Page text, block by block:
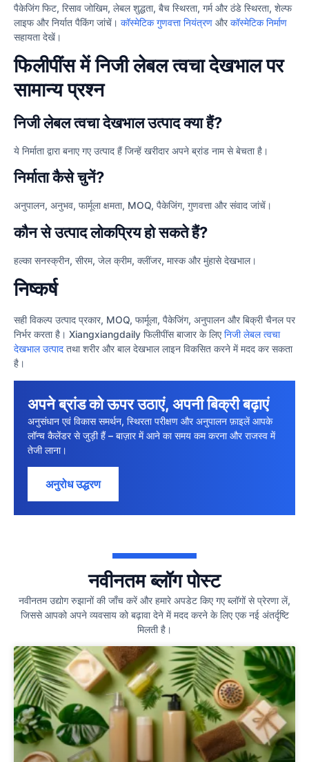
पैकेजिंग फिट, रिसाव जोखिम, लेबल शुद्धता, बैच स्थिरता, गर्म और ठंडे स्थिरता, शेल्फ
लाइफ और निर्यात पैकिंग जांचें। कॉस्मेटिक गुणवत्ता नियंत्रण औरकॉस्मेटिक निर्माण
सहायता देखें।
फिलीपींस में निजी लेबल त्वचा देखभाल पर
सामान्य प्रश्न
निजी लेबल त्वचा देखभाल उत्पाद क्या हैं?
ये निर्माता द्वारा बनाए गए उत्पाद हैं जिन्हें खरीदार अपने ब्रांड नाम से बेचता है।
निर्माता कैसे चुनें?
अनुपालन, अनुभव, फार्मूला क्षमता, MOQ, पैकेजिंग, गुणवत्ता और संवाद जांचें।
कौन से उत्पाद लोकप्रिय हो सकते हैं?
हल्का सनस्क्रीन, सीरम, जेल क्रीम, क्लींजर, मास्क और मुंहासे देखभाल।
निष्कर्ष
सही विकल्प उत्पाद प्रकार, MOQ, फार्मूला, पैकेजिंग, अनुपालन और बिक्री चैनल पर
निर्भर करता है। Xiangxiangdaily फिलीपींस बाजार के लिए निजी लेबल त्वचा
देखभाल उत्पाद तथा शरीर और बाल देखभाल लाइन विकसित करने में मदद कर सकता
है।
अपने ब्रांड को ऊपर उठाएं, अपनी बिक्री बढ़ाएं
अनुसंधान एवं विकास समर्थन, स्थिरता परीक्षण और अनुपालन फ़ाइलें आपके
लॉन्च कैलेंडर से जुड़ी हैं – बाज़ार में आने का समय कम करना और राजस्व में
तेजी लाना।
अनुरोध उद्धरण
नवीनतम ब्लॉग पोस्ट
नवीनतम उद्योग रुझानों की जाँच करें और हमारे अपडेट किए गए ब्लॉगों से प्रेरणा लें,
जिससे आपको अपने व्यवसाय को बढ़ावा देने में मदद करने के लिए एक नई अंतर्दृष्टि
मिलती है।